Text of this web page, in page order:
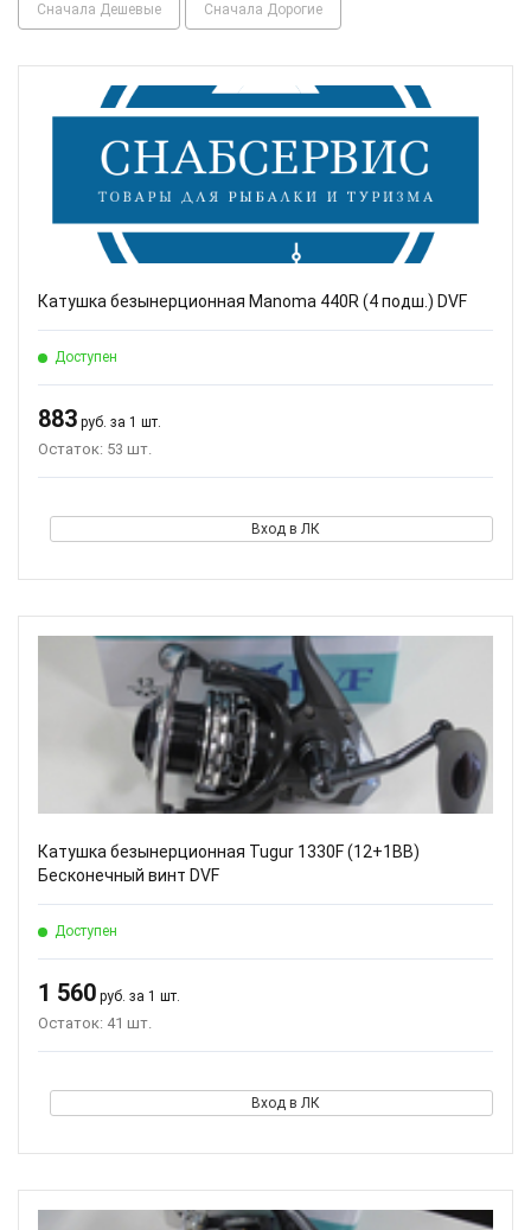
Сначала Дешевые Сначала Дорогие
Катушка безынерционная Manoma 440R (4 подш.) DVF
Доступен
883 руб. за 1 шт.
Остаток: 53 шт.
Вход в ЛК
Катушка безынерционная Tugur 1330F (12+1BB)
Бесконечный винт DVF
Доступен
1 560 руб. за 1 шт.
Остаток: 41 шт.
Вход в ЛК